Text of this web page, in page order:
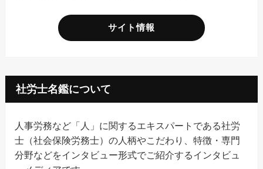
サイト情報
社労士名鑑について
人事労務など「人」に関するエキスパートである社労
士（社会保険労務士）の人柄やこだわり、特徴・専門
分野などをインタビュー形式でご紹介するインタビュ